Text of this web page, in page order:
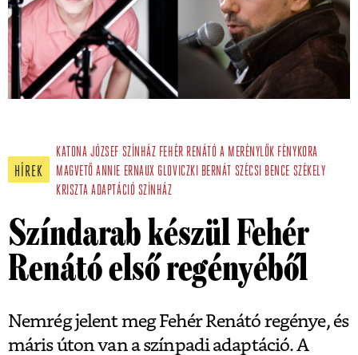
HÍREK
KATONA JÓZSEF SZÍNHÁZ FEHÉR RENÁTÓ A MERÉNYLŐK FÉNYKORA
MAGVETŐ ANNIE ERNAUX GLOVICZKI BERNÁT SZÉCSI BENCE SZÉKELY
KRISZTA ADAPTÁCIÓ SZÍNHÁZ
Színdarab készül Fehér
Renátó első regényéből
Nemrég jelent meg Fehér Renátó regénye, és
máris úton van a színpadi adaptáció. A